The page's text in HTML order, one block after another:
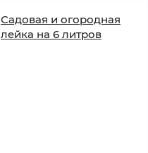
Садовая и огородная
лейка на 6 литров